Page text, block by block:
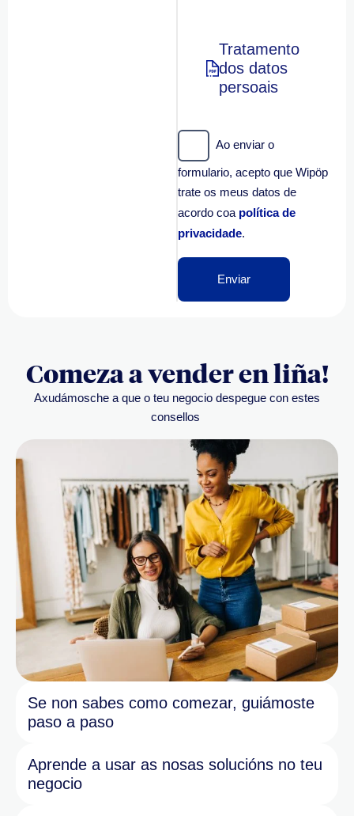
Tratamento
dos datos
persoais
Ao enviar o
formulario, acepto que Wipöp
trate os meus datos de
acordo coa política de
privacidade.
Enviar
Comeza a vender en liña!
Axudámosche a que o teu negocio despegue con estes
consellos
Se non sabes como comezar, guiámoste
paso a paso
Aprende a usar as nosas solucións no teu
negocio